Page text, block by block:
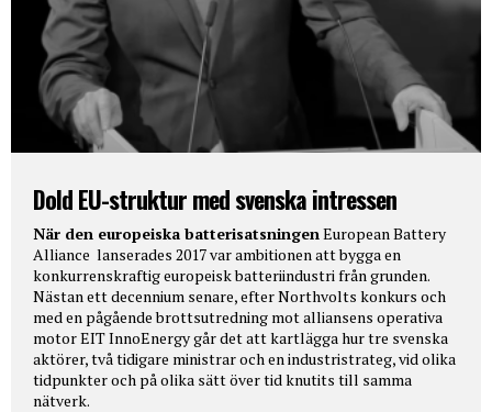
Dold EU-struktur med svenska intressen
När den europeiska batterisatsningen European Battery
Alliance lanserades 2017 var ambitionen att bygga en
konkurrenskraftig europeisk batteriindustri från grunden.
Nästan ett decennium senare, efter Northvolts konkurs och
med en pågående brottsutredning mot alliansens operativa
motor EIT InnoEnergy går det att kartlägga hur tre svenska
aktörer, två tidigare ministrar och en industristrateg, vid olika
tidpunkter och på olika sätt över tid knutits till samma
nätverk.